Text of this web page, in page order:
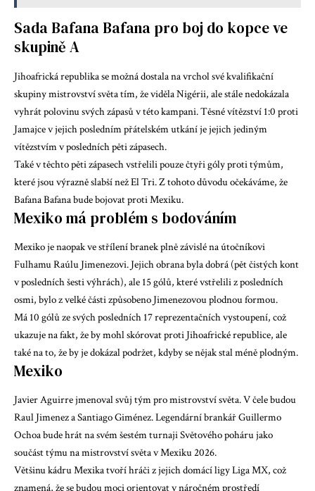
Sada Bafana Bafana pro boj do kopce ve
skupině A
Jihoafrická republika se možná dostala na vrchol své kvalifikační
skupiny mistrovství světa tím, že viděla Nigérii, ale stále nedokázala
vyhrát polovinu svých zápasů v této kampani. Těsné vítězství 1:0 proti
Jamajce v jejich posledním přátelském utkání je jejich jediným
vítězstvím v posledních pěti zápasech.
Také v těchto pěti zápasech vstřelili pouze čtyři góly proti týmům,
které jsou výrazně slabší než El Tri. Z tohoto důvodu očekáváme, že
Bafana Bafana bude bojovat proti Mexiku.
Mexiko má problém s bodováním
Mexiko je naopak ve střílení branek plně závislé na útočníkovi
Fulhamu Raúlu Jimenezovi. Jejich obrana byla dobrá (pět čistých kont
v posledních šesti výhrách), ale 15 gólů, které vstřelili z posledních
osmi, bylo z velké části způsobeno Jimenezovou plodnou formou.
Má 10 gólů ze svých posledních 17 reprezentačních vystoupení, což
ukazuje na fakt, že by mohl skórovat proti Jihoafrické republice, ale
také na to, že by je dokázal podržet, kdyby se nějak stal méně plodným.
Mexiko
Javier Aguirre jmenoval svůj tým pro mistrovství světa. V čele budou
Raul Jimenez a Santiago Giménez. Legendární brankář Guillermo
Ochoa bude hrát na svém šestém turnaji Světového poháru jako
součást týmu na mistrovství světa v Mexiku 2026.
Většinu kádru Mexika tvoří hráči z jejich domácí ligy Liga MX, což
znamená, že se budou moci orientovat v náročném prostředí